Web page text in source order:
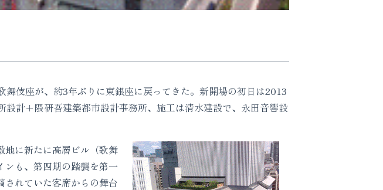
伎座が、約3年ぶりに東銀座に戻ってきた。新開場の初日は2013
計＋隈研吾建築都市設計事務所、施工は清水建設で、永田音響設
地に新たに高層ビル（歌舞
ンも、第四期の踏襲を第一
されていた客席からの舞台